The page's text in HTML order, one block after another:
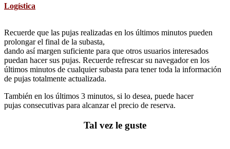
Logística
Recuerde que las pujas realizadas en los últimos minutos pueden
prolongar el final de la subasta,
dando así margen suficiente para que otros usuarios interesados
puedan hacer sus pujas. Recuerde refrescar su navegador en los
últimos minutos de cualquier subasta para tener toda la información
de pujas totalmente actualizada.
También en los últimos 3 minutos, si lo desea, puede hacer
pujas consecutivas para alcanzar el precio de reserva.
Tal vez le guste